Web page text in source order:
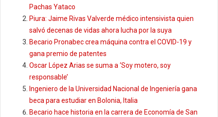
Pachas Yataco
Piura: Jaime Rivas Valverde médico intensivista quien
salvó decenas de vidas ahora lucha por la suya
Becario Pronabec crea máquina contra el COVID-19 y
gana premio de patentes
Oscar López Arias se suma a ‘Soy motero, soy
responsable’
Ingeniero de la Universidad Nacional de Ingeniería gana
beca para estudiar en Bolonia, Italia
Becario hace historia en la carrera de Economía de San